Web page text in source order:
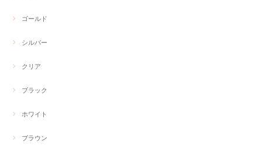
ゴールド
シルバー
クリア
ブラック
ホワイト
ブラウン